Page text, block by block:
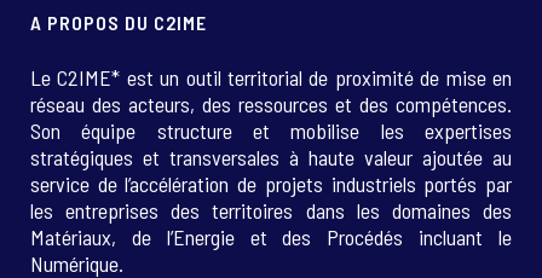
A PROPOS DU C2IME
Le C2IME* est un outil territorial de proximité de mise en
réseau des acteurs, des ressources et des compétences.
Son équipe structure et mobilise les expertises
stratégiques et transversales à haute valeur ajoutée au
service de l’accélération de projets industriels portés par
les entreprises des territoires dans les domaines des
Matériaux, de l’Energie et des Procédés incluant le
Numérique.